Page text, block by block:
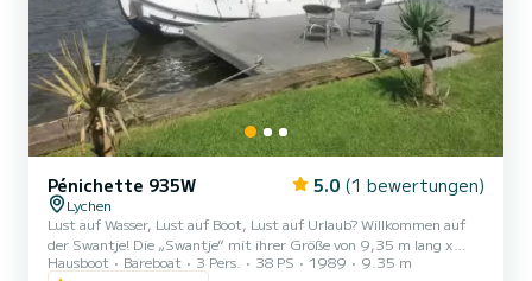
Pénichette 935W 5.0 (1 bewertungen)
Lychen
Lust auf Wasser, Lust auf Boot, Lust auf Urlaub? Willkommen auf
der Swantje! Die „Swantje“ mit ihrer Größe von 9,35 m lang x
3,10 breit ist perfekt geeignet für 3 Personen. Insgesamt verfügt
Hausboot Bareboat 3 Pers. 38 PS 1989
9.35 m